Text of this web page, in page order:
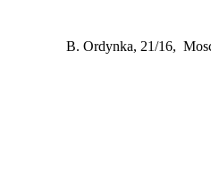
B. Ordynka, 21/16,